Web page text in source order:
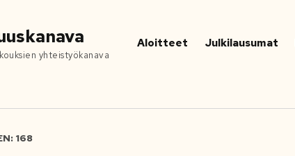
yhteistyökanava
Aloitteet Julkilausumat
168